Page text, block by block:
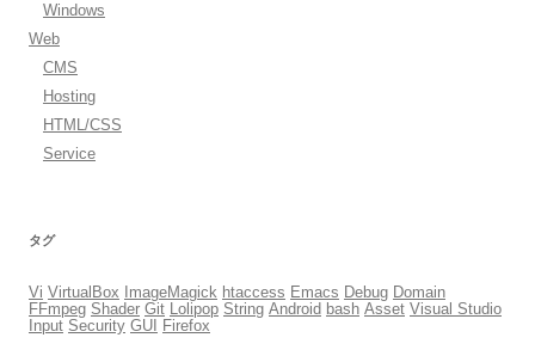
Windows
Web
CMS
Hosting
HTML/CSS
Service
タグ
Vi VirtualBox ImageMagick htaccess Emacs Debug Domain
FFmpeg Shader Git Lolipop String Android bash Asset Visual Studio
Input Security GUI Firefox